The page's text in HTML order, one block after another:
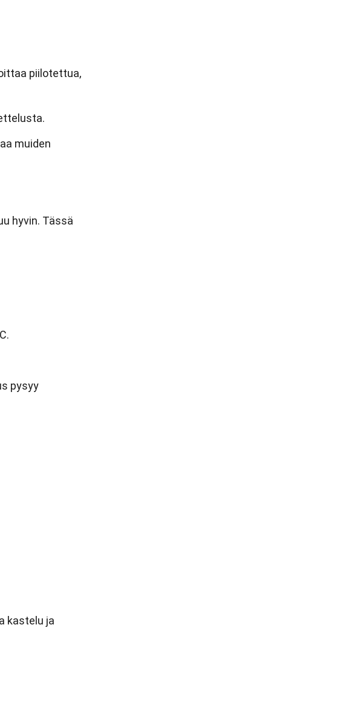
piilotettua,
muiden
hyvin. Tässä
pysyy
kastelu ja